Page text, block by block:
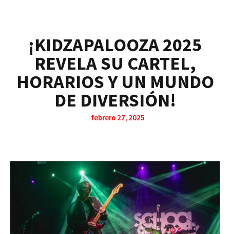
¡KIDZAPALOOZA 2025
REVELA SU CARTEL,
HORARIOS Y UN MUNDO
DE DIVERSIÓN!
febrero 27, 2025